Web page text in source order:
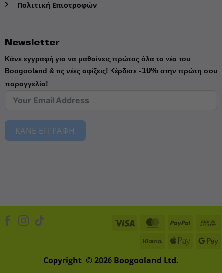
Πολιτική Επιστροφών
Newsletter
Κάνε εγγραφή για να μαθαίνεις πρώτος όλα τα νέα του
Boogooland & τις νέες αφίξεις! Κέρδισε -10%στην πρώτη σου
παραγγελία!
ΚΑΝΕ ΕΓΓΡΑΦΗ
Copyright © 2026 Boogooland Ltd.
Visa MasterCard
PayPal
KlarnaApple